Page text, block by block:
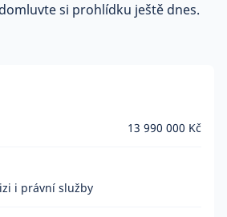
si prohlídku ještě dnes.
13 990 000 Kč
i právní služby